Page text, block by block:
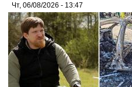
Чт, 06/08/2026 - 13:47